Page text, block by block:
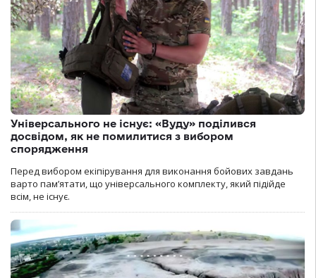
Універсального не існує: «Вуду» поділився
досвідом, як не помилитися з вибором
спорядження
Перед вибором екіпірування для виконання бойових завдань
варто пам’ятати, що універсального комплекту, який підійде
всім, не існує.